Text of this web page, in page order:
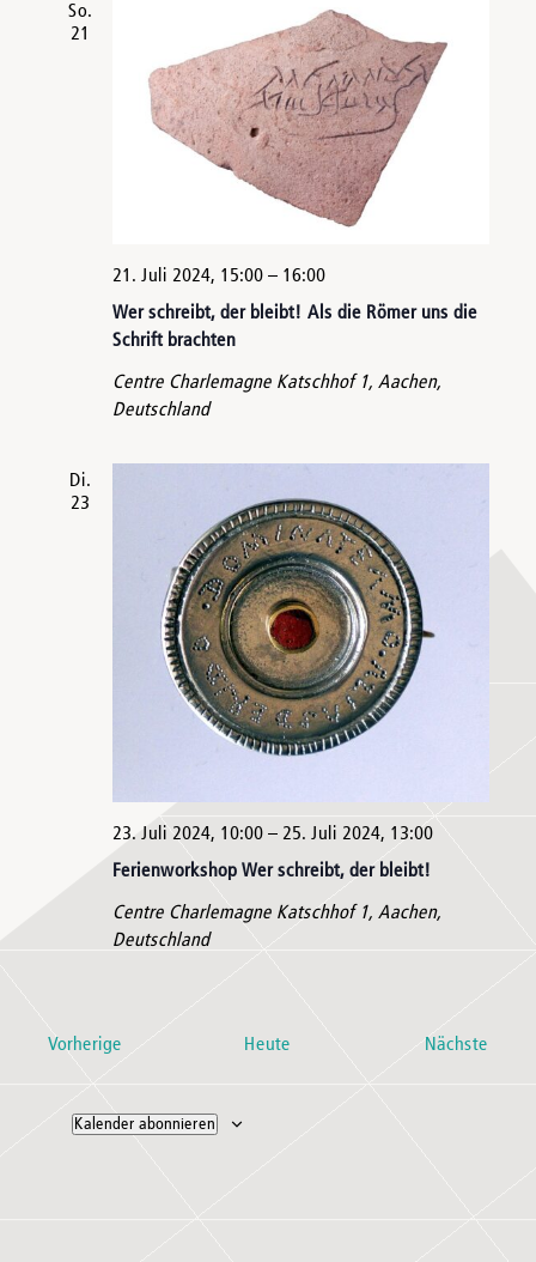
So.
21
Wer schreibt, der bleibt! Als die Römer uns die
Schrift brachten
21. Juli 2024, 15:00– 16:00
Centre Charlemagne Katschhof 1, Aachen,
Deutschland
Di.
23
Ferienworkshop Wer schreibt, der bleibt!
23. Juli 2024, 10:00– 25. Juli 2024, 13:00
Centre Charlemagne Katschhof 1, Aachen,
Deutschland
VorherigeVeranstaltungenHeute Nächste
Kalender abonnieren